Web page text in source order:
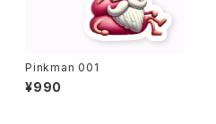
Pinkman 001
¥990